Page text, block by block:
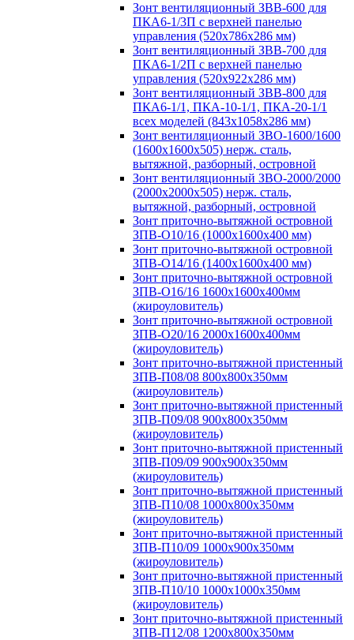
Зонт вентиляционный ЗВВ-600 для
ПКА6-1/3П с верхней панелью
управления (520х786х286 мм)
Зонт вентиляционный ЗВВ-700 для
ПКА6-1/2П с верхней панелью
управления (520х922х286 мм)
Зонт вентиляционный ЗВВ-800 для
ПКА6-1/1, ПКА-10-1/1, ПКА-20-1/1
всех моделей (843х1058х286 мм)
Зонт вентиляционный ЗВО-1600/1600
(1600х1600х505) нерж. сталь,
вытяжной, разборный, островной
Зонт вентиляционный ЗВО-2000/2000
(2000х2000х505) нерж. сталь,
вытяжной, разборный, островной
Зонт приточно-вытяжной островной
ЗПВ-О10/16 (1000х1600х400 мм)
Зонт приточно-вытяжной островной
ЗПВ-О14/16 (1400х1600х400 мм)
Зонт приточно-вытяжной островной
ЗПВ-О16/16 1600х1600х400мм
(жироуловитель)
Зонт приточно-вытяжной островной
ЗПВ-О20/16 2000х1600х400мм
(жироуловитель)
Зонт приточно-вытяжной пристенный
ЗПВ-П08/08 800х800х350мм
(жироуловитель)
Зонт приточно-вытяжной пристенный
ЗПВ-П09/08 900х800х350мм
(жироуловитель)
Зонт приточно-вытяжной пристенный
ЗПВ-П09/09 900х900х350мм
(жироуловитель)
Зонт приточно-вытяжной пристенный
ЗПВ-П10/08 1000х800х350мм
(жироуловитель)
Зонт приточно-вытяжной пристенный
ЗПВ-П10/09 1000х900х350мм
(жироуловитель)
Зонт приточно-вытяжной пристенный
ЗПВ-П10/10 1000х1000х350мм
(жироуловитель)
Зонт приточно-вытяжной пристенный
ЗПВ-П12/08 1200х800х350мм